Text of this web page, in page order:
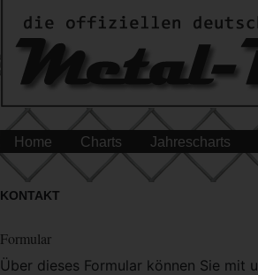
Home Charts Jahrescharts
KONTAKT
Formular
Über dieses Formular können Sie mit